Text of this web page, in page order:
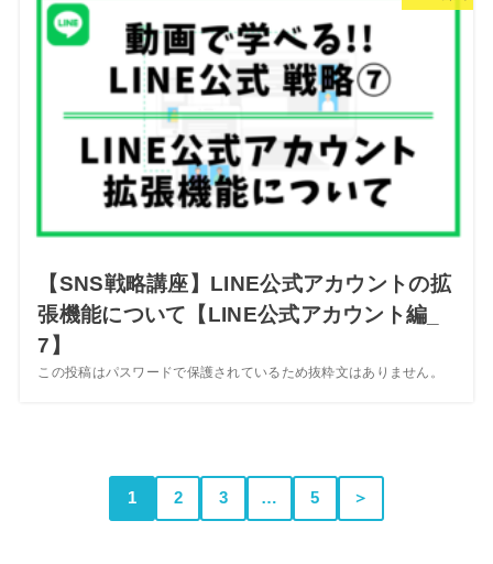
【SNS戦略講座】LINE公式アカウントの拡
張機能について【LINE公式アカウント編_
7】
この投稿はパスワードで保護されているため抜粋文はありません。
1 2 3 … 5 ＞